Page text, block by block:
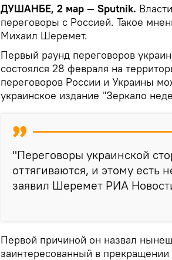
ДУШАНБЕ, 2 мар — Sputnik.
переговоры с Россией. Такое
Михаил Шеремет.
Первый раунд переговоров
состоялся 28 февраля на
переговоров России и Украины
украинское издание "Зеркало
"Переговоры украинской
оттягиваются, и этому есть
заявил Шеремет РИА
Первой причиной он назвал
заинтересованный в